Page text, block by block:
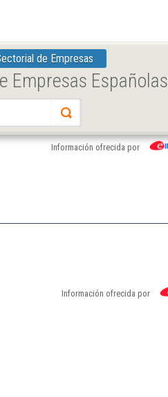
de Empresas
Empresas Españolas
Información ofrecida por
Información ofrecida por